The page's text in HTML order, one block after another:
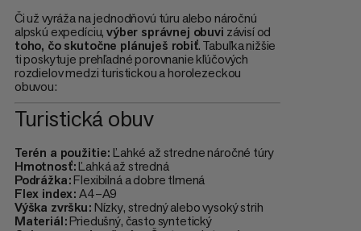
Či už vyráža na jednodňovú túru alebo náročnú
alpskú expedíciu,výber správnej obuvi závisí od
toho, čo skutočne plánuješ robiť. Tabuľka nižšie
ti poskytuje prehľadné porovnanie kľúčových
rozdielov medzi turistickou a horolezeckou
obuvou:
Turistická obuv
Terén a použitie:Ľahké až stredne náročné túry
Hmotnosť:Ľahká až stredná
Podrážka:Flexibilná a dobre tlmená
Flex index:A4–A9
Výška zvršku:Nízky, stredný alebo vysoký strih
Materiál:Priedušný, často syntetický